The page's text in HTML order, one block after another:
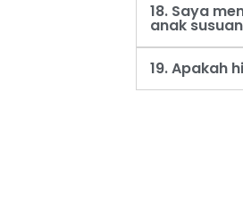
18. Saya
anak
19. Apakah